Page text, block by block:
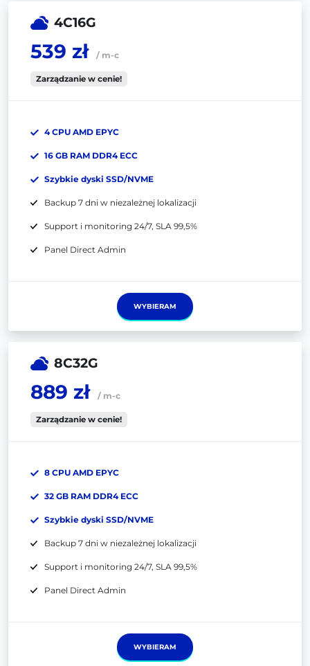
4C16G
539 zł / m-c
Zarządzanie w cenie!
4 CPU AMD EPYC
16 GB RAM DDR4 ECC
Szybkie dyski SSD/NVME
Backup 7 dni w niezależnej lokalizacji
Support i monitoring 24/7, SLA 99,5%
Panel Direct Admin
WYBIERAM
8C32G
889 zł / m-c
Zarządzanie w cenie!
8 CPU AMD EPYC
32 GB RAM DDR4 ECC
Szybkie dyski SSD/NVME
Backup 7 dni w niezależnej lokalizacji
Support i monitoring 24/7, SLA 99,5%
Panel Direct Admin
WYBIERAM